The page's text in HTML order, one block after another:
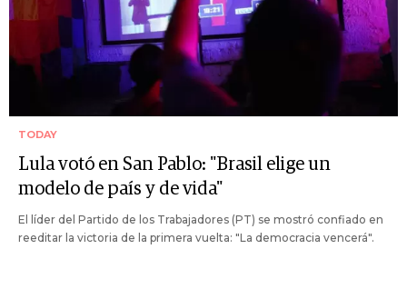
TODAY
Lula votó en San Pablo: "Brasil elige un
modelo de país y de vida"
El líder del Partido de los Trabajadores (PT) se mostró confiado en
reeditar la victoria de la primera vuelta: "La democracia vencerá".